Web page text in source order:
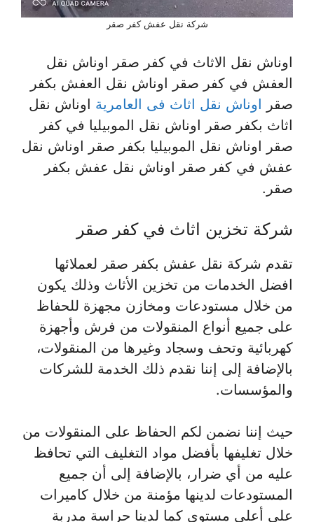
شركة نقل عفش كفر صقر
اوناش نقل الاثاث في كفر صقر اوناش نقل
العفش في كفر صقر اوناش نقل العفش بكفر
صقر اوناش نقل اثاث فى العامرية اوناش نقل
اثاث بكفر صقر اوناش نقل الموبيليا في كفر
صقر اوناش نقل الموبيليا بكفر صقر اوناش نقل
عفش في كفر صقر اوناش نقل عفش بكفر
صقر.
شركة تخزين اثاث في كفر صقر
تقدم شركة نقل عفش بكفر صقر لعملائها
افضل الخدمات من تخزين الأثاث وذلك يكون
من خلال مستودعات ومخازن مجهزة للحفاظ
على جميع أنواع المنقولات من فرش وأجهزة
كهربائية وتحف وسجاد وغيرها من المنقولات،
بالإضافة إلى إننا نقدم ذلك الخدمة للشركات
والمؤسسات.
حيث إننا نضمن لكم الحفاظ على المنقولات من
خلال تغليفها بأفضل مواد التغليف التي تحافظ
عليه من أي ضرار، بالإضافة إلى أن جميع
المستودعات لدينها مؤمنة من خلال كاميرات
على أعلى مستوى كما لدينا حراسة مدربة